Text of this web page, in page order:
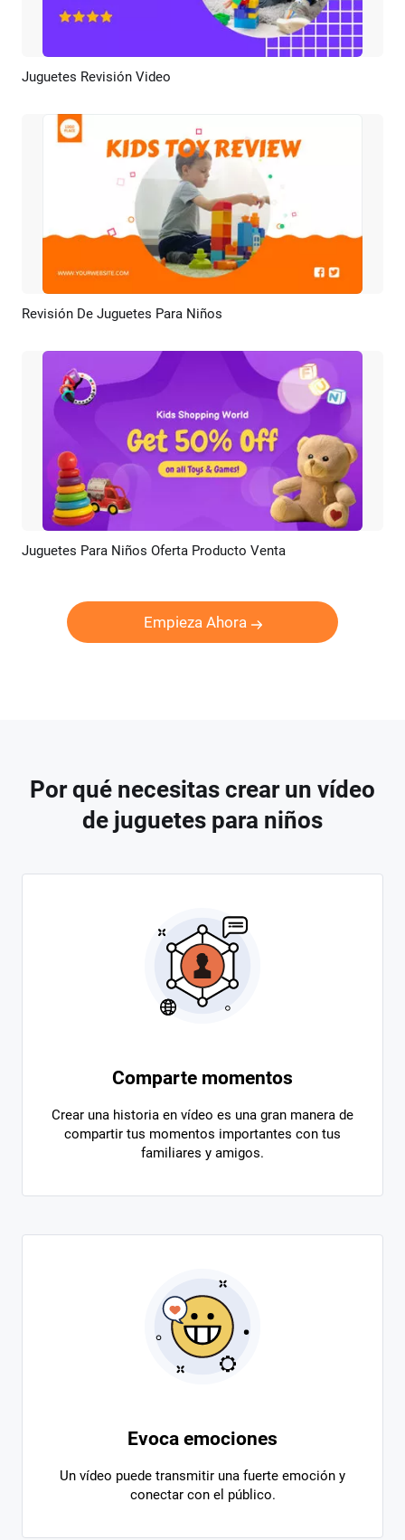
Previsualizar
Juguetes Revisión Video
Previsualizar
Revisión De Juguetes Para Niños
Previsualizar Crear IA
Juguetes Para Niños Oferta Producto Venta
Empieza Ahora
Por qué necesitas crear un vídeo
de juguetes para niños
Comparte momentos
Crear una historia en vídeo es una gran manera de
compartir tus momentos importantes con tus
familiares y amigos.
Evoca emociones
Un vídeo puede transmitir una fuerte emoción y
conectar con el público.